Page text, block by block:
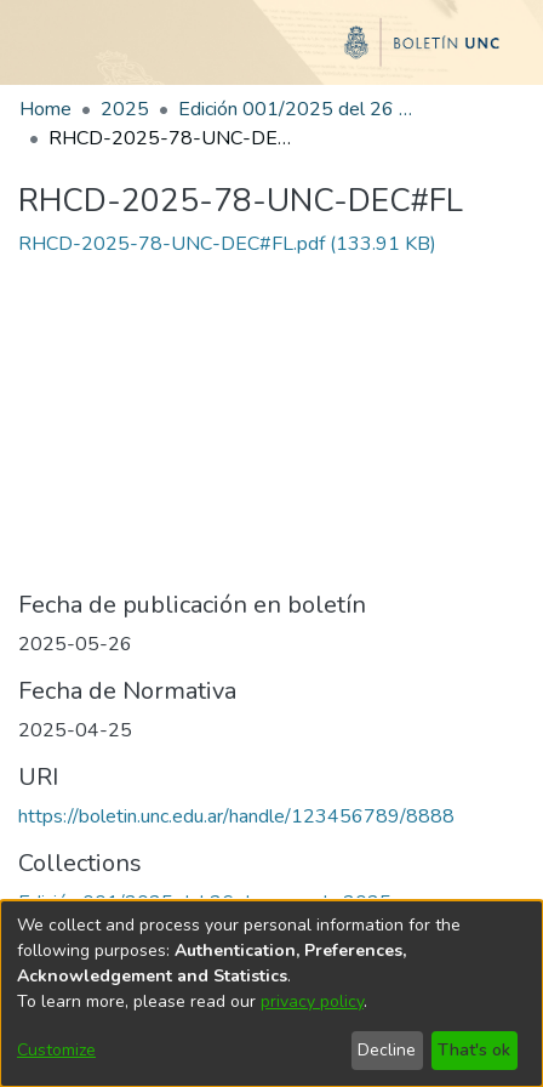
Home 2025
Edición 001/2025 del 26 de mayo de 2025
RHCD-2025-78-UNC-DEC#FL
RHCD-2025-78-UNC-DEC#FL
RHCD-2025-78-UNC-DEC#FL.pdf(133.91 KB)
Fecha de publicación en boletín
2025-05-26
Fecha de Normativa
2025-04-25
URI
https://boletin.unc.edu.ar/handle/123456789/8888
Collections
Edición 001/2025 del 26 de mayo de 2025
Universidad Nacional de Córdoba
We collect and process your personal information for the
following purposes: Authentication, Preferences,
Acknowledgement and Statistics.
To learn more, please read our privacy policy.
Customize Decline That's ok